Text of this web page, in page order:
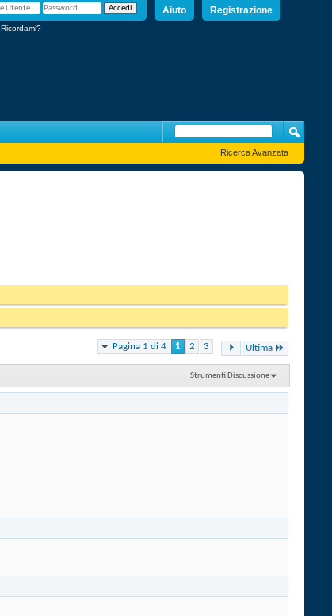
Registrazione
Aiuto
Ricordami?
Ricerca Avanzata
Pagina 1 di 4 1 2 3 ... Ultima
Strumenti Discussione